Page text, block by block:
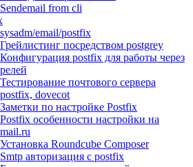
Sendemail from cli
sysadm/email/postfix
Грейлистинг посредством postgrey
Конфигурация postfix для работы через
релей
Тестирование почтового сервера
postfix, dovecot
Заметки по настройке Postfix
Postfix особенности настройки на
mail.ru
Установка Roundcube Composer
Smtp авторизация с postfix